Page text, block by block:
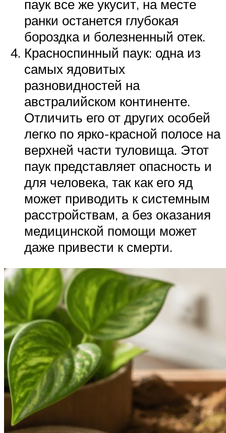
паук все же укусит, на месте
ранки останется глубокая
бороздка и болезненный отек.
Красноспинный паук: одна из
самых ядовитых
разновидностей на
австралийском континенте.
Отличить его от других особей
легко по ярко-красной полосе на
верхней части туловища. Этот
паук представляет опасность и
для человека, так как его яд
может приводить к системным
расстройствам, а без оказания
медицинской помощи может
даже привести к смерти.